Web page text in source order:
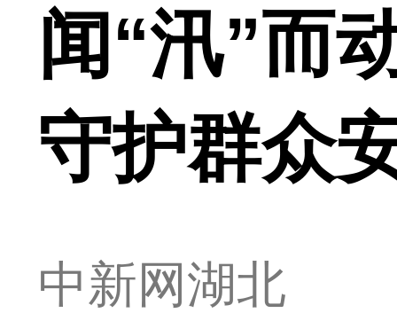
闻“汛”而
守护群众
中新网湖北